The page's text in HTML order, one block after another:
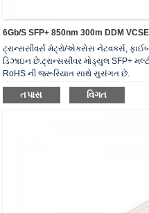
6Gb/s SFP+ 850nm 300m DDM
ટ્રાન્સસીવર્સ મેટ્રો/એક્સેસ નેટવર્ક્સ,
ડિઝાઇન છે.ટ્રાન્સસીવર મોડ્યુલ SFP+
RoHS ની જરૂરિયાત સાથે સુસંગત છે.
તપાસ વિગત